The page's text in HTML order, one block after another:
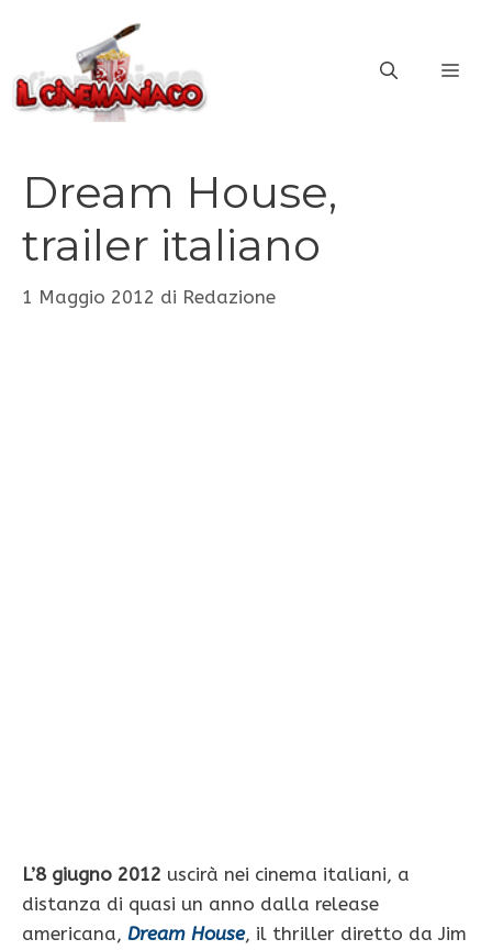
contenuto
Dream House,
trailer italiano
1 Maggio 2012 di Redazione
L’8 giugno 2012 uscirà nei cinema italiani, a
distanza di quasi un anno dalla release
americana, Dream House, il thriller diretto da Jim